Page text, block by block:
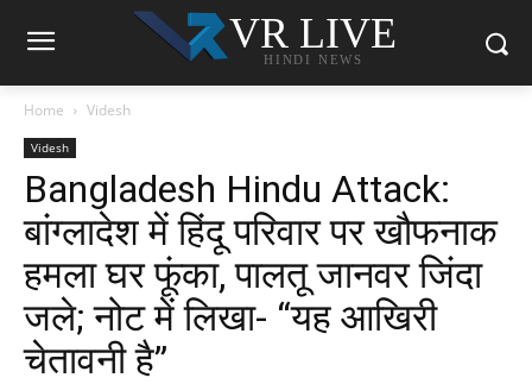
VR LIVE
HINDI NEWS
Home Videsh
Videsh
Bangladesh Hindu Attack:
बांग्लादेश में हिंदू परिवार पर खौफनाक
हमला घर फूंका, पालतू जानवर जिंदा
जले; नोट में लिखा- “यह आखिरी
चेतावनी है”